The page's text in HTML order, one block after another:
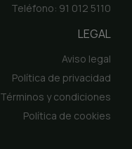
Teléfono: 91 012 5110
LEGAL
Aviso legal
Política de privacidad
Términos y condiciones
Política de cookies